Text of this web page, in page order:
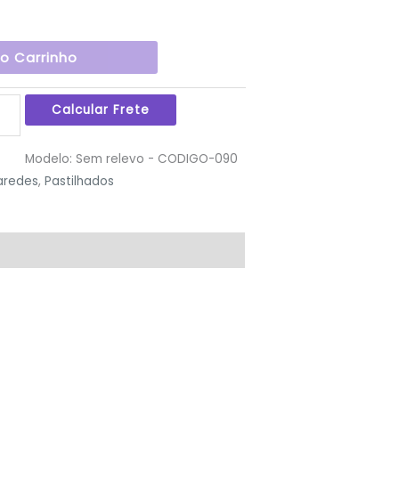
Carrinho
Modelo: Sem relevo - CODIGO-090
, Pastilhados